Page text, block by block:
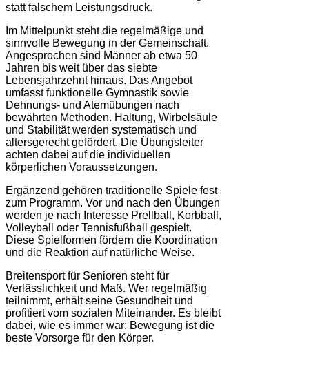
statt falschem Leistungsdruck.
Im Mittelpunkt steht die regelmäßige und
sinnvolle Bewegung in der Gemeinschaft.
Angesprochen sind Männer ab etwa 50
Jahren bis weit über das siebte
Lebensjahrzehnt hinaus. Das Angebot
umfasst funktionelle Gymnastik sowie
Dehnungs- und Atemübungen nach
bewährten Methoden. Haltung, Wirbelsäule
und Stabilität werden systematisch und
altersgerecht gefördert. Die Übungsleiter
achten dabei auf die individuellen
körperlichen Voraussetzungen.
Ergänzend gehören traditionelle Spiele fest
zum Programm. Vor und nach den Übungen
werden je nach Interesse Prellball, Korbball,
Volleyball oder Tennisfußball gespielt.
Diese Spielformen fördern die Koordination
und die Reaktion auf natürliche Weise.
Breitensport für Senioren steht für
Verlässlichkeit und Maß. Wer regelmäßig
teilnimmt, erhält seine Gesundheit und
profitiert vom sozialen Miteinander. Es bleibt
dabei, wie es immer war: Bewegung ist die
beste Vorsorge für den Körper.